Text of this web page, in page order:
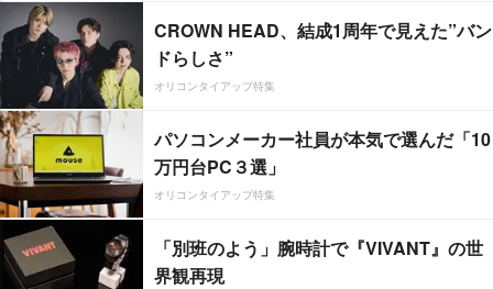
CROWN HEAD、結成1周年で見えた”バン
ドらしさ”
オリコンタイアップ特集
パソコンメーカー社員が本気で選んだ「10
万円台PC３選」
オリコンタイアップ特集
「別班のよう」腕時計で『VIVANT』の世
界観再現